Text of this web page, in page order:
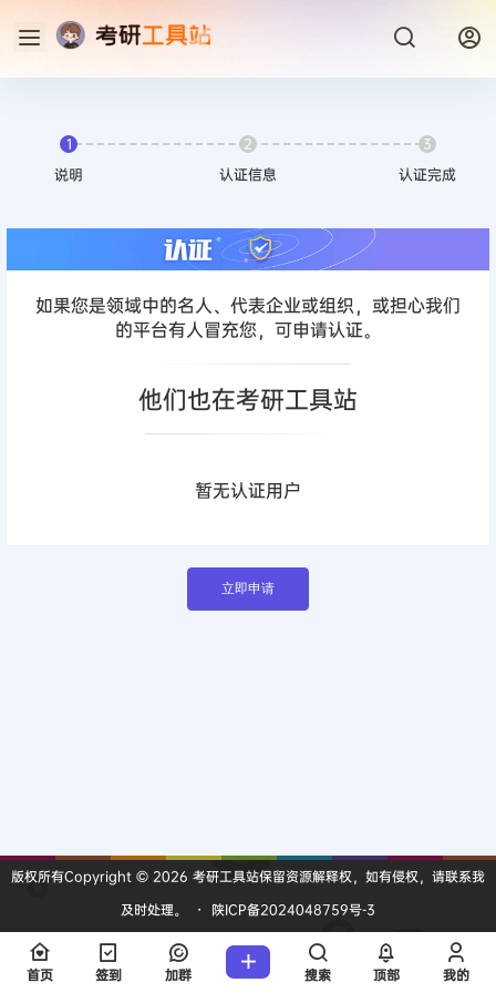
1
说明
2
认证信息
3
认证完成
如果您是领域中的名人、代表企业或组织，或担心我们
的平台有人冒充您，可申请认证。
他们也在考研工具站
暂无认证用户
立即申请
版权所有Copyright © 2026 考研工具站保留资源解释权，如有侵权，请联系我
及时处理。
・
陕ICP备2024048759号-3
查询 2 次，耗时 0.0979 秒
首页
签到 加群 搜索 顶部 我的